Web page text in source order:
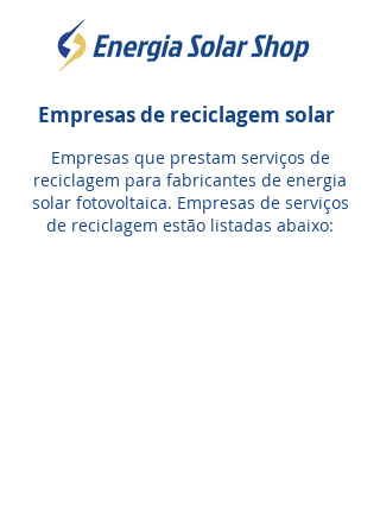
Empresas de reciclagem solar
Empresas que prestam serviços de
reciclagem para fabricantes de energia
solar fotovoltaica. Empresas de serviços
de reciclagem estão listadas abaixo: